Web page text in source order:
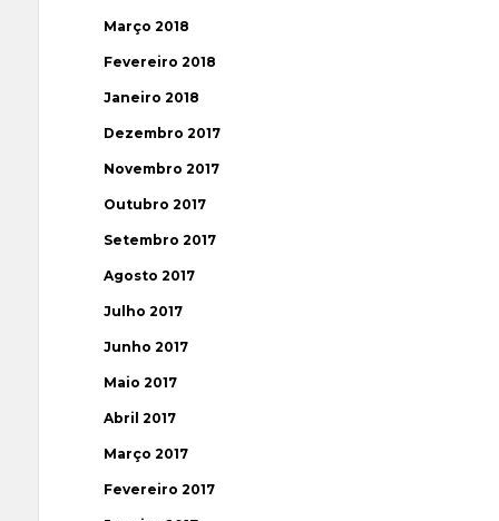
Março 2018
Fevereiro 2018
Janeiro 2018
Dezembro 2017
Novembro 2017
Outubro 2017
Setembro 2017
Agosto 2017
Julho 2017
Junho 2017
Maio 2017
Abril 2017
Março 2017
Fevereiro 2017